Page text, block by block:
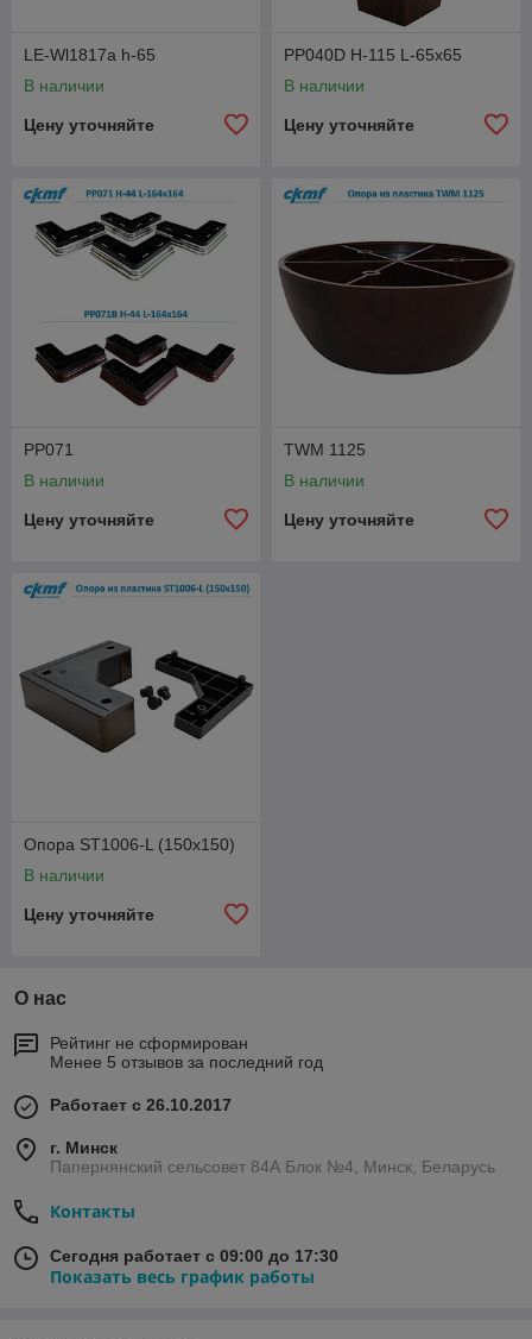
LE-Wl1817a h-65
В наличии
Цену уточняйте
PP040D H-115 L-65x65
В наличии
Цену уточняйте
PP071
В наличии
Цену уточняйте
TWM 1125
В наличии
Цену уточняйте
Опора ST1006-L (150х150)
В наличии
Цену уточняйте
О нас
Рейтинг не сформирован
Менее 5 отзывов за последний год
Работает с 26.10.2017
г. Минск
Папернянский сельсовет 84А Блок №4, Минск, Беларусь
Контакты
Сегодня работает с 09:00 до 17:30
Показать весь график работы